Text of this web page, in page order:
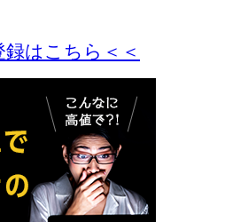
録はこちら＜＜